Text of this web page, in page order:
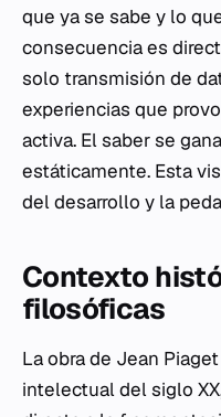
que ya se sabe y lo
consecuencia es
solo transmisión de
experiencias que
activa. El saber se
estáticamente. Esta
del desarrollo y la
Contexto
filosóficas
La obra de Jean
intelectual del siglo